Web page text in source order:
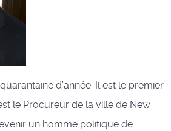
d’année. Il est le premier
le Procureur de la ville de New
un homme politique de